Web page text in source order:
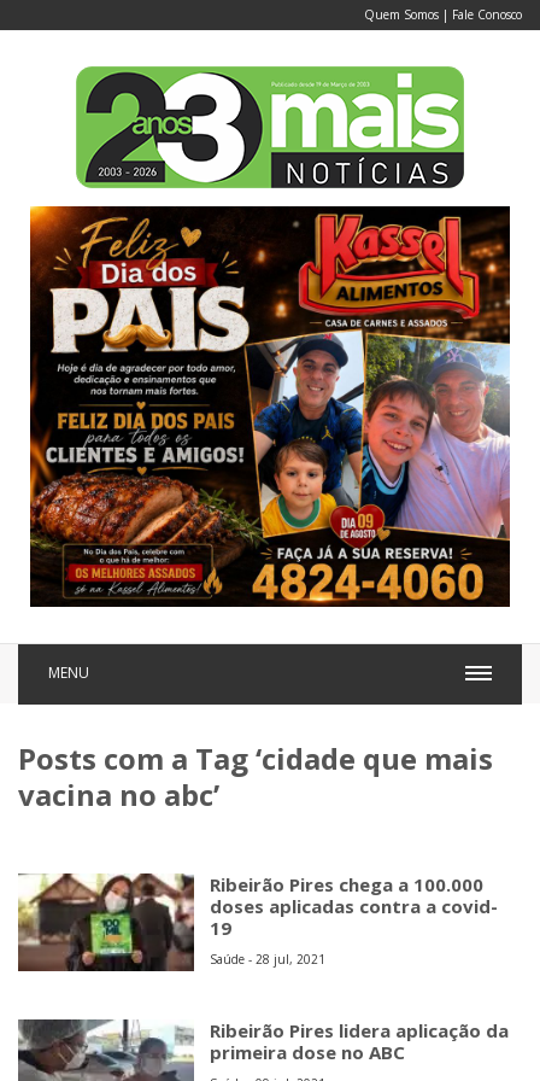
Quem Somos | Fale Conosco
MENU
Posts com a Tag ‘cidade que mais
vacina no abc’
Ribeirão Pires chega a 100.000
doses aplicadas contra a covid-
19
Saúde - 28 jul, 2021
Ribeirão Pires lidera aplicação da
primeira dose no ABC